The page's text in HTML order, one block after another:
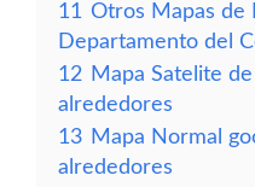
11 Otros Mapas de
Departamento del
12 Mapa Satelite
alrededores
13 Mapa Normal
alrededores